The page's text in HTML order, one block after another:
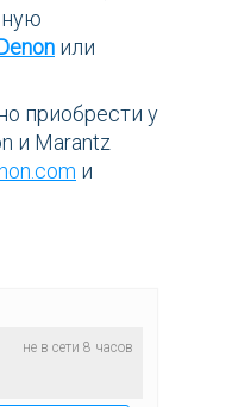
или
приобрести у
и Marantz
и
не в сети 8 часов